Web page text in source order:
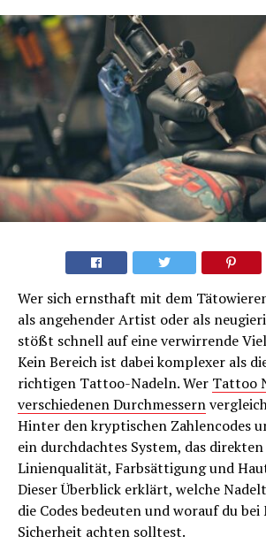
Wer sich ernsthaft mit dem
als angehender Artist oder als
stößt schnell auf eine verwirrende
Kein Bereich ist dabei komplexer als
richtigen Tattoo-Nadeln. Wer Tattoo
verschiedenen Durchmessern
Hinter den kryptischen Zahlencodes
ein durchdachtes System, das
Linienqualität, Farbsättigung und
Dieser Überblick erklärt, welche
die Codes bedeuten und worauf du
Sicherheit achten solltest.